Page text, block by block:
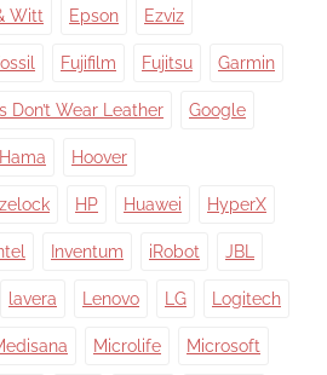
Witt Epson Ezviz
Fujifilm Fujitsu Garmin
Don’t Wear Leather Google
Hama Hoover
HP Huawei HyperX
Inventum iRobot JBL
lavera Lenovo LG Logitech
Microlife Microsoft